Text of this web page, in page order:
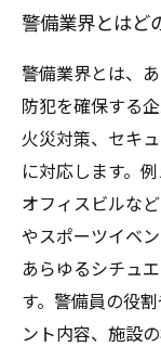
警備業界とはど
警備業界とは、
防犯を確保する
火災対策、セキ
に対応します。
オフィスビルな
やスポーツイベ
あらゆるシチュ
す。警備員の役
ント内容、施設